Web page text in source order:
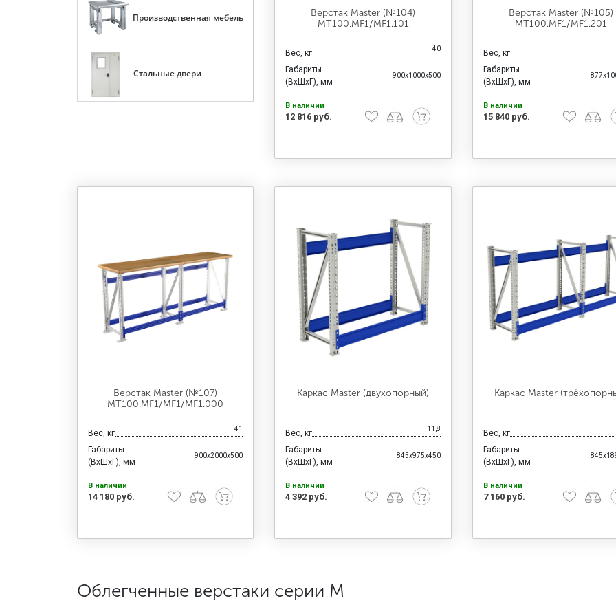
Производственная мебель
Стальные двери
Верстак Master (№104)
MT100.MF1/MF1.101
Вес, кг 40
Габариты
(ВхШхГ), мм
900x1000x500
В наличии
12 816 руб.
Верстак Master (№105)
MT100.MF1/MF1.201
Вес, кг
Габариты
(ВхШхГ), мм
В наличии
15 840 руб.
Верстак Master (№107)
MT100.MF1/MF1/MF1.000
Вес, кг 41
Габариты
(ВхШхГ), мм
900x2000x500
В наличии
14 180 руб.
Каркас Master (двухопорный)
Вес, кг 11,8
Габариты
(ВхШхГ), мм
845x975x450
В наличии
4 392 руб.
Каркас Master
Вес, кг
Габариты
(ВхШхГ), мм
В наличии
7 160 руб.
Облегченные верстаки серии М